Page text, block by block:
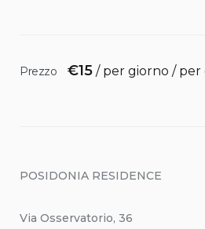
Prezzo €15 / per giorno / per
POSIDONIA RESIDENCE
Via Osservatorio, 36